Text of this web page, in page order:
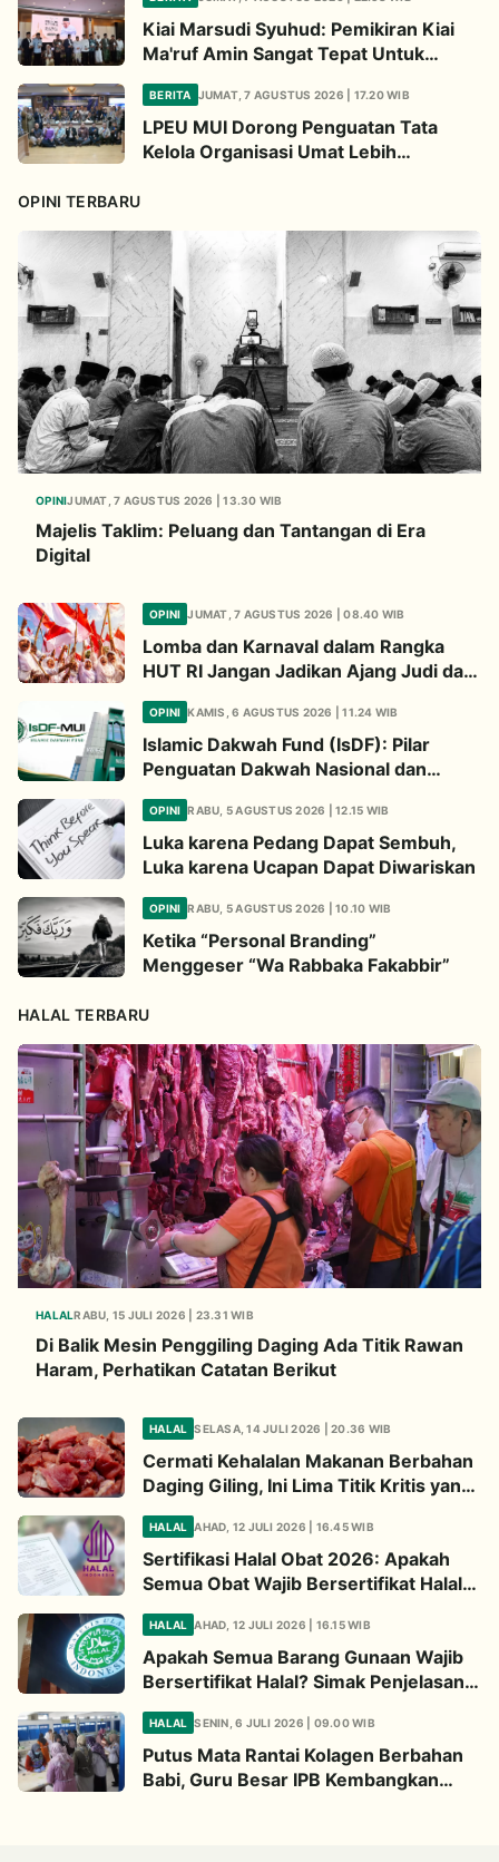
Kiai Marsudi Syuhud: Pemikiran Kiai
Ma'ruf Amin Sangat Tepat Untuk
BERITA JUMAT, 7 AGUSTUS 2026 | 17.20 WIB
LPEU MUI Dorong Penguatan Tata
Kelola Organisasi Umat Lebih
OPINI TERBARU
OPINIJUMAT, 7 AGUSTUS 2026 | 13.30 WIB
Majelis Taklim: Peluang dan Tantangan di Era
Digital
OPINI JUMAT, 7 AGUSTUS 2026 | 08.40 WIB
Lomba dan Karnaval dalam Rangka
HUT RI Jangan Jadikan Ajang Judi dan
Kampanye LGBT
OPINI KAMIS, 6 AGUSTUS 2026 | 11.24 WIB
Islamic Dakwah Fund (IsDF): Pilar
Penguatan Dakwah Nasional dan
Jembatan Kepedulian Umat Global
OPINI RABU, 5 AGUSTUS 2026 | 12.15 WIB
Luka karena Pedang Dapat Sembuh,
Luka karena Ucapan Dapat Diwariskan
OPINI RABU, 5 AGUSTUS 2026 | 10.10 WIB
Ketika “Personal Branding”
Menggeser “Wa Rabbaka Fakabbir”
HALAL TERBARU
HALALRABU, 15 JULI 2026 | 23.31 WIB
Di Balik Mesin Penggiling Daging Ada Titik Rawan
Haram, Perhatikan Catatan Berikut
HALAL SELASA, 14 JULI 2026 | 20.36 WIB
Cermati Kehalalan Makanan Berbahan
Daging Giling, Ini Lima Titik Kritis yang
HALAL AHAD, 12 JULI 2026 | 16.45 WIB
Sertifikasi Halal Obat 2026: Apakah
Semua Obat Wajib Bersertifikat Halal?
HALAL AHAD, 12 JULI 2026 | 16.15 WIB
Apakah Semua Barang Gunaan Wajib
Bersertifikat Halal? Simak Penjelasan
HALAL SENIN, 6 JULI 2026 | 09.00 WIB
Putus Mata Rantai Kolagen Berbahan
Babi, Guru Besar IPB Kembangkan